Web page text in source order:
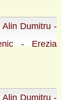
Dumitru -
- Erezia
Dumitru -